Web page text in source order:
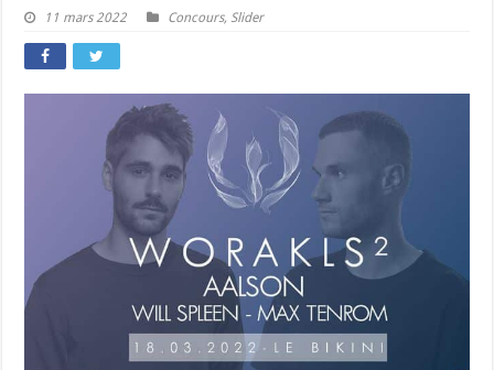
11 mars 2022 Concours, Slider